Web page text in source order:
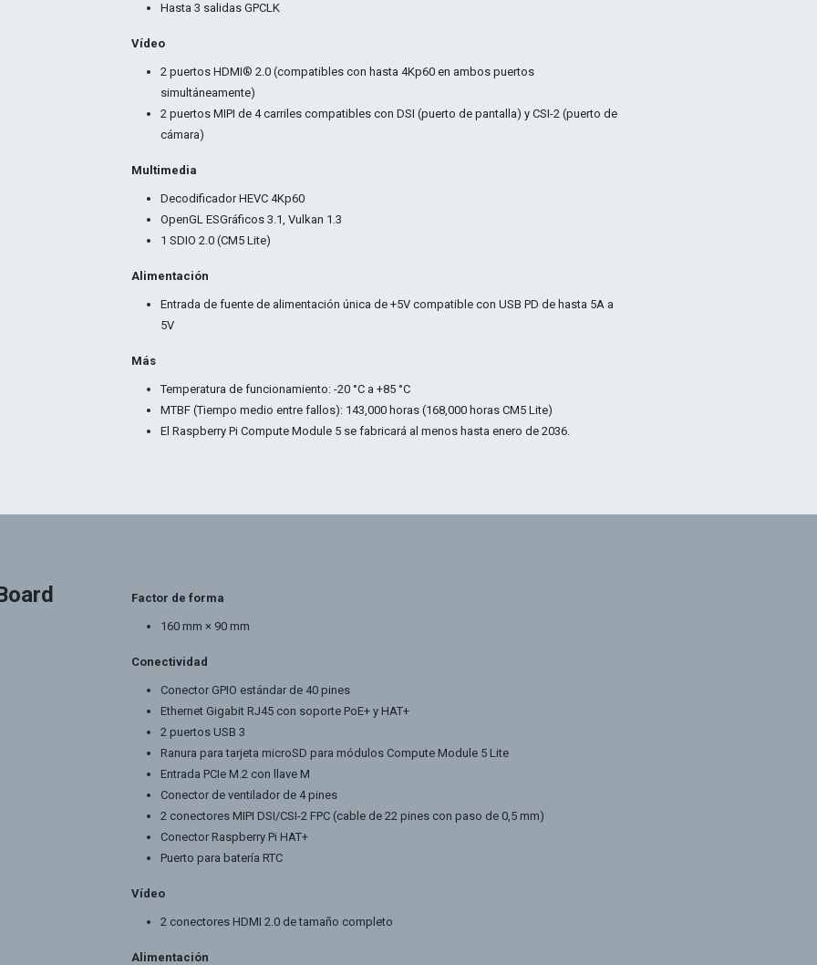
Hasta 3 salidas GPCLK
Vídeo
2 puertos HDMI® 2.0 (compatibles con hasta 4Kp60 en ambos puertos
simultáneamente)
2 puertos MIPI de 4 carriles compatibles con DSI (puerto de pantalla) y CSI-2 (puerto de
cámara)
Multimedia
Decodificador HEVC 4Kp60
OpenGL ESGráficos 3.1, Vulkan 1.3
1 SDIO 2.0 (CM5 Lite)
Alimentación
Entrada de fuente de alimentación única de +5V compatible con USB PD de hasta 5A a
5V
Más
Temperatura de funcionamiento: -20 °C a +85 °C
MTBF (Tiempo medio entre fallos): 143,000 horas (168,000 horas CM5 Lite)
El Raspberry Pi Compute Module 5 se fabricará al menos hasta enero de 2036.
Factor de forma
160 mm × 90 mm
Conectividad
Conector GPIO estándar de 40 pines
Ethernet Gigabit RJ45 con soporte PoE+ y HAT+
2 puertos USB 3
Ranura para tarjeta microSD para módulos Compute Module 5 Lite
Entrada PCIe M.2 con llave M
Conector de ventilador de 4 pines
2 conectores MIPI DSI/CSI-2 FPC (cable de 22 pines con paso de 0,5 mm)
Conector Raspberry Pi HAT+
Puerto para batería RTC
Vídeo
2 conectores HDMI 2.0 de tamaño completo
Alimentación